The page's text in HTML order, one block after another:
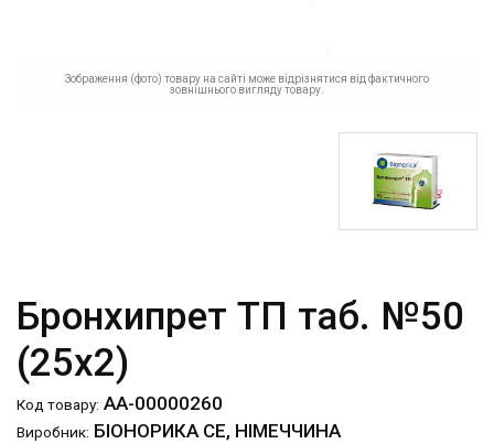
Зображення (фото) товару на сайті може відрізнятися від фактичного
зовнішнього вигляду товару.
Бронхипрет ТП таб. №50
(25х2)
Код товару: АА-00000260
Виробник: БІОНОРИКА СЕ, НІМЕЧЧИНА